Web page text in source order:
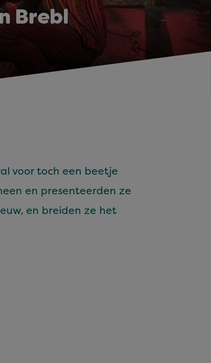
Brebl
voor toch een beet­je
en pre­sen­teer­den ze
en brei­den ze het